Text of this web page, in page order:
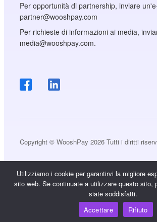
Per opportunità di partnership, inviare
partner@wooshpay.com
Per richieste di informazioni ai media,
media@wooshpay.com.
Copyright © WooshPay 2026 Tutti i diritti
Utilizziamo i cookie per garantirvi la migliore
sito web. Se continuate a utilizzare questo sito,
siate soddisfatti.
Accettare
Rifiuto